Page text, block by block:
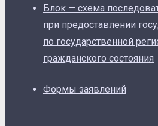
Блок — схема
при предоставлении
по государственной
гражданского состояния
Формы заявлений